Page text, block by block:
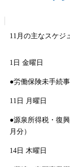
11月の主なスケジ
1日 金曜日
●労働保険未手続
11日 月曜日
●源泉所得税・復
月分）
14日 木曜日